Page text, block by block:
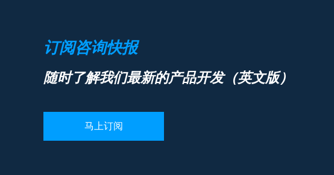
订阅咨询快报
随时了解我们最新的产品开发（英文版）
马上订阅